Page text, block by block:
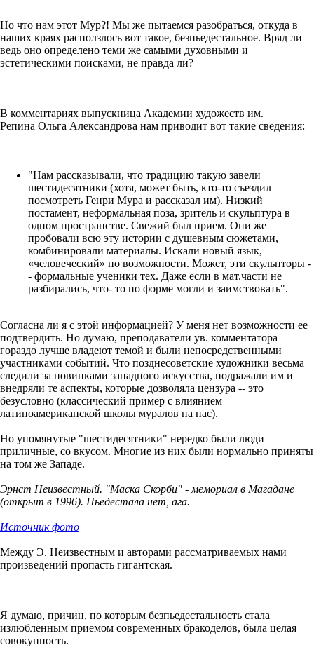
Но что нам этот Мур?! Мы же пытаемся разобраться, откуда в
наших краях расползлось вот такое, безпьедестальное. Вряд ли
ведь оно определено теми же самыми духовными и
эстетическими поисками, не правда ли?
В комментариях выпускница Академии художеств им.
Репина Ольга Александрова нам приводит вот такие сведения:
"Нам рассказывали, что традицию такую завели
шестидесятники (хотя, может быть, кто-то съездил
посмотреть Генри Мура и рассказал им). Низкий
постамент, неформальная поза, зритель и скульптура в
одном пространстве. Свежий был прием. Они же
пробовали всю эту истории с душевным сюжетами,
комбинировали материалы. Искали новый язык,
«человеческий» по возможности. Может, эти скульпторы -
- формальные ученики тех. Даже если в мат.части не
разбирались, что- то по форме могли и заимствовать".
Согласна ли я с этой информацией? У меня нет возможности ее
подтвердить. Но думаю, преподаватели ув. комментатора
гораздо лучше владеют темой и были непосредственными
участниками событий. Что позднесоветские художники весьма
следили за новинками западного искусства, подражали им и
внедряли те аспекты, которые дозволяла цензура -- это
безусловно (классический пример с влиянием
латиноамериканской школы муралов на нас).
Но упомянутые "шестидесятники" нередко были люди
приличные, со вкусом. Многие из них были нормально приняты
на том же Западе.
Эрнст Неизвестный. "Маска Скорби" - мемориал в Магадане
(открыт в 1996). Пьедестала нет, ага.
Источник фото
Между Э. Неизвестным и авторами рассматриваемых нами
произведений пропасть гигантская.
Я думаю, причин, по которым безпьедестальность стала
излюбленным приемом современных бракоделов, была целая
совокупность.